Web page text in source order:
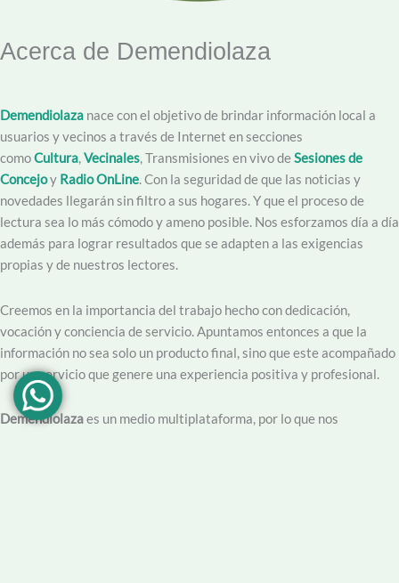
Acerca de Demendiolaza
Demendiolaza nace con el objetivo de brindar información local a
usuarios y vecinos a través de Internet en secciones
comoCultura,Vecinales, Transmisiones en vivo deSesiones de
Concejoy Radio OnLine. Con la seguridad de que las noticias y
novedades llegarán sin filtro a sus hogares. Y que el proceso de
lectura sea lo más cómodo y ameno posible. Nos esforzamos día a día
además para lograr resultados que se adapten a las exigencias
propias y de nuestros lectores.
Creemos en la importancia del trabajo hecho con dedicación,
vocación y conciencia de servicio. Apuntamos entonces a que la
información no sea solo un producto final, sino que este acompañado
por un servicio que genere una experiencia positiva y profesional.
Demendiolazaes un medio multiplataforma, por lo que nos